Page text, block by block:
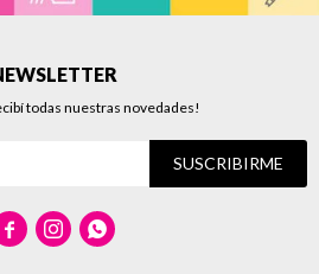
todas nuestras novedades!
SUSCRIBIRME
  